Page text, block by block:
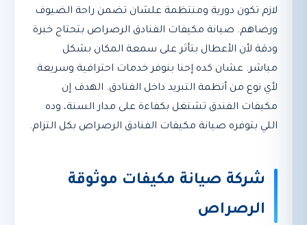
لازم تكون دورية ومنتظمة علشان تضمن راحة الضيوف
ورضاهم. صيانة مكيفات الفنادق الرصراص بتحتاج خبرة
ودقة لأن الأعطال بتأثر على سمعة المكان بشكل
مباشر. عشان كده إحنا بنوفر خدمات احترافية وسريعة
لأي نوع من أنظمة التبريد داخل الفنادق. الهدف إن
مكيفات الفندق تشتغل بكفاءة على مدار السنة، وده
اللي بتوفره صيانة مكيفات الفنادق الرصراص بكل التزام.
شركة صيانة مكيفات موثوقة
الرصراص